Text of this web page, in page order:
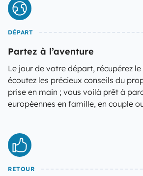
DÉPART
Partez à l’aventure
Le jour de votre départ, récupérez
écoutez les précieux conseils du
prise en main ; vous voilà prêt à
européennes en famille, en couple
RETOUR